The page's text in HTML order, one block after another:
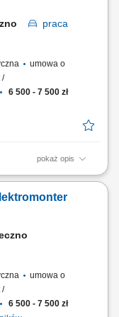
praca
umowa o
/
6 500 - 7 500 zł
pokaż opis
przemysłowych,
we
umowa o
/
6 500 - 7 500 zł